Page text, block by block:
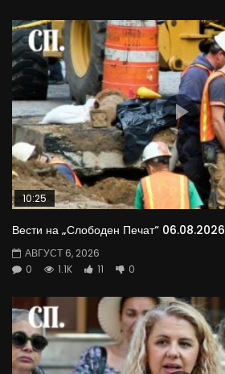
10:25
Вести на „Слободен Печат“ 06.08.2026
АВГУСТ 6, 2026
0
1.1K 11 0